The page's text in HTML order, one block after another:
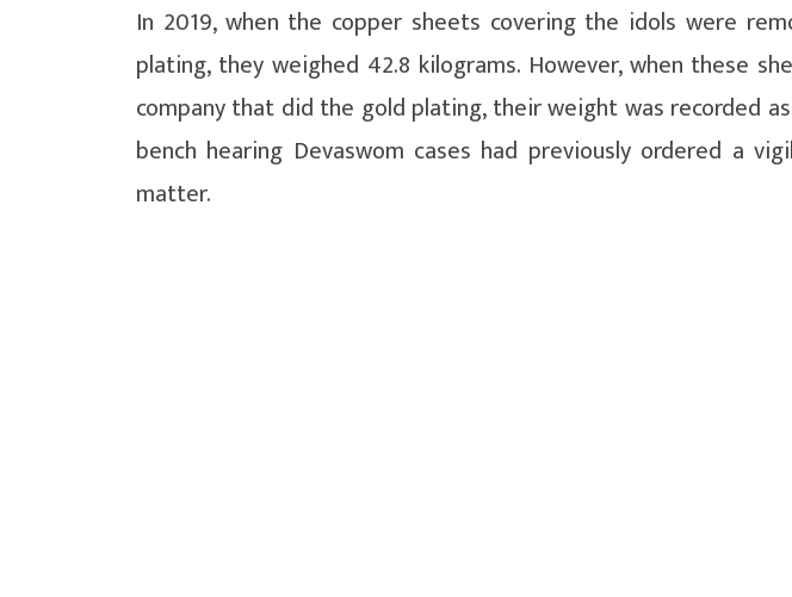
In 2019, when the copper sheets covering the idols were
plating, they weighed 42.8 kilograms. However, when these
company that did the gold plating, their weight was recorded as
bench hearing Devaswom cases had previously ordered a
matter.